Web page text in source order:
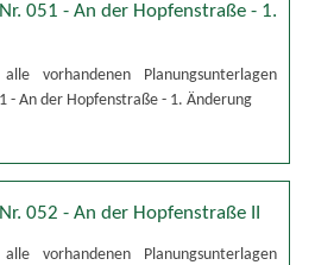
051 - An der Hopfenstraße - 1.
vorhandenen Planungsunterlagen
- An der Hopfenstraße - 1. Änderung
052 - An der Hopfenstraße II
vorhandenen Planungsunterlagen